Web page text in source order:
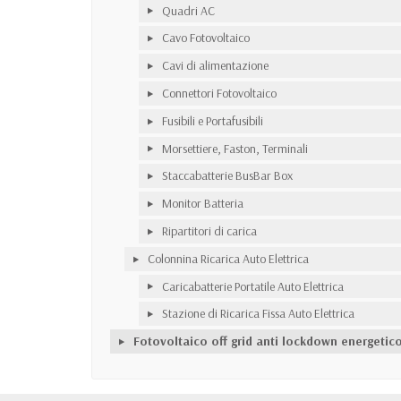
Quadri AC
Cavo Fotovoltaico
Cavi di alimentazione
Connettori Fotovoltaico
Fusibili e Portafusibili
Morsettiere, Faston, Terminali
Staccabatterie BusBar Box
Monitor Batteria
Ripartitori di carica
Colonnina Ricarica Auto Elettrica
Caricabatterie Portatile Auto Elettrica
Stazione di Ricarica Fissa Auto Elettrica
Fotovoltaico off grid anti lockdown